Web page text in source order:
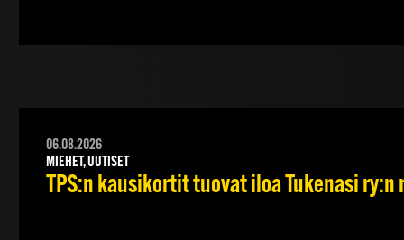
06.08.2026
MIEHET, UUTISET
TPS:n kausikortit tuovat iloa Tukenasi